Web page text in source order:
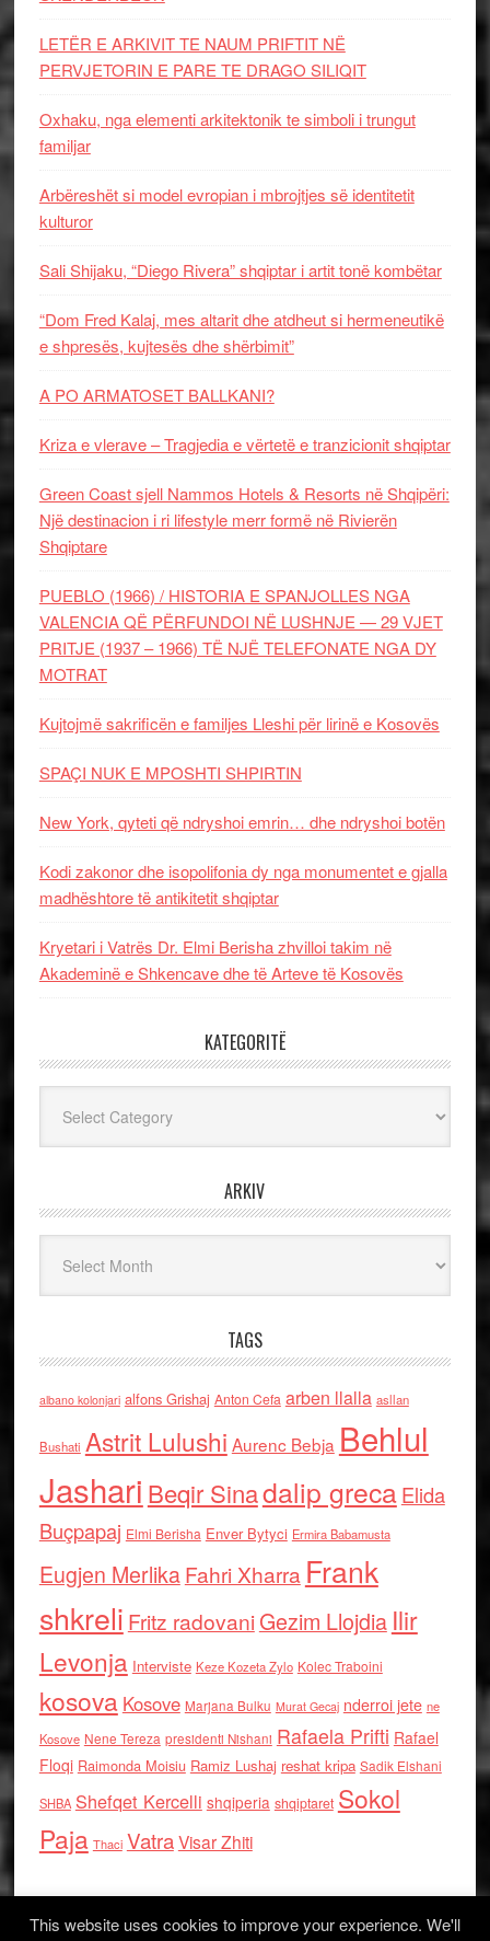
LETËR E ARKIVIT TE NAUM PRIFTIT NË
PERVJETORIN E PARE TE DRAGO SILIQIT
Oxhaku, nga elementi arkitektonik te simboli i trungut
familjar
Arbëreshët si model evropian i mbrojtjes së identitetit
kulturor
Sali Shijaku, “Diego Rivera” shqiptar i artit tonë kombëtar
“Dom Fred Kalaj, mes altarit dhe atdheut si hermeneutikë
e shpresës, kujtesës dhe shërbimit”
A PO ARMATOSET BALLKANI?
Kriza e vlerave – Tragjedia e vërtetë e tranzicionit shqiptar
Green Coast sjell Nammos Hotels & Resorts në Shqipëri:
Një destinacion i ri lifestyle merr formë në Rivierën
Shqiptare
PUEBLO (1966) / HISTORIA E SPANJOLLES NGA
VALENCIA QË PËRFUNDOI NË LUSHNJE — 29 VJET
PRITJE (1937 – 1966) TË NJË TELEFONATE NGA DY
MOTRAT
Kujtojmë sakrificën e familjes Lleshi për lirinë e Kosovës
SPAÇI NUK E MPOSHTI SHPIRTIN
New York, qyteti që ndryshoi emrin… dhe ndryshoi botën
Kodi zakonor dhe isopolifonia dy nga monumentet e gjalla
madhështore të antikitetit shqiptar
Kryetari i Vatrës Dr. Elmi Berisha zhvilloi takim në
Akademinë e Shkencave dhe të Arteve të Kosovës
KATEGORITË
ARKIV
TAGS
albano kolonjari alfons Grishaj Anton Cefa arben llalla asllan
Bushati Astrit Lulushi Aurenc Bebja Behlul
Jashari Beqir Sinadalip grecaElida
Buçpapaj Elmi Berisha Enver Bytyci Ermira Babamusta
Eugjen MerlikaFahri Xharra Frank
shkreli Fritz radovaniGezim Llojdia Ilir
Levonja Interviste Keze Kozeta Zylo Kolec Traboini
kosova Kosove Marjana Bulku Murat Gecaj nderroi jete ne
Kosove Nene Tereza presidenti Nishani Rafaela Prifti Rafael
Floqi Raimonda Moisiu Ramiz Lushaj reshat kripa Sadik Elshani
SHBA Shefqet Kercelli shqiperia shqiptaret Sokol
Paja Thaci VatraVisar Zhiti
This website uses cookies to improve your experience. We'll